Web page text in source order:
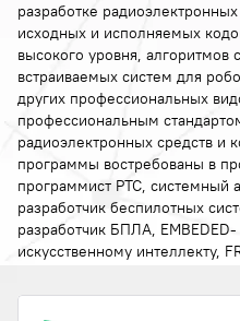
разработке
исходных и исполняемых
высокого уровня, алгоритмов
встраиваемых систем для
других профессиональных
профессиональным
радиоэлектронных средств и
программы востребованы в
программист РТС, системный
разработчик беспилотных
разработчик БПЛА,
искусственному интеллекту,